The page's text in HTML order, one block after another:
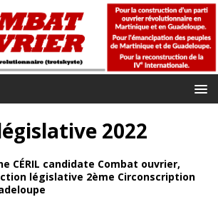
2022
CÉRIL candidate Combat ouvrier,
législative 2ème Circonscription